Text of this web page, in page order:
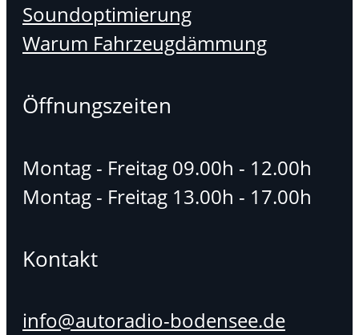
Soundoptimierung
Warum Fahrzeugdämmung
Öffnungszeiten
Montag - Freitag 09.00h - 12.00h
Montag - Freitag 13.00h - 17.00h
Kontakt
info@autoradio-bodensee.de